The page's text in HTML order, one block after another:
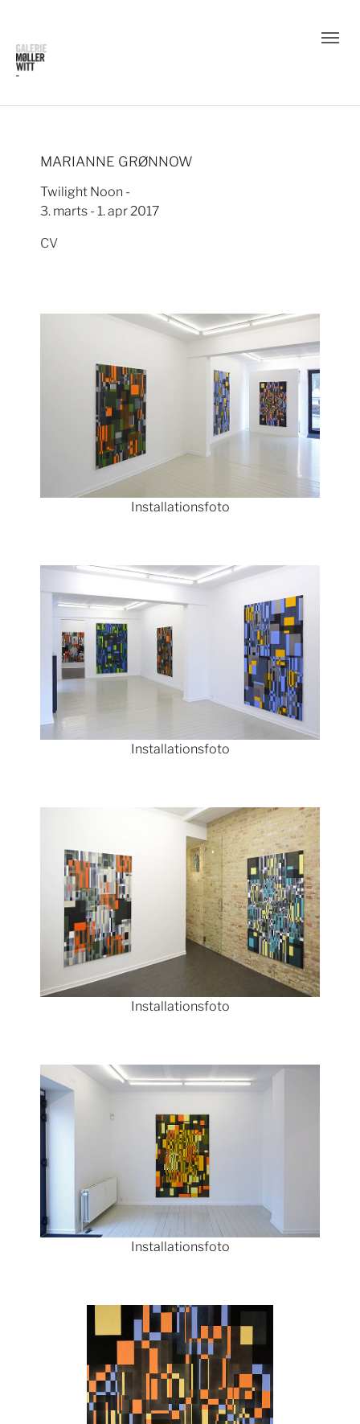
MARIANNE GRØNNOW
Twilight Noon -
3. marts - 1. apr 2017
CV
Show larger version
Installationsfoto
Show larger version
Installationsfoto
Show larger version
Installationsfoto
Show larger version
Installationsfoto
Show larger version